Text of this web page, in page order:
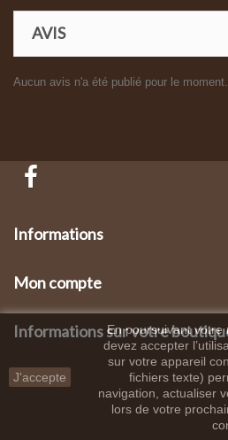
AVIS
Aucun avis n'a été publié pour le moment.
Informations
Mon compte
Informations sur votre
J'accepte
En poursuivant votre
devez accepter
sur votre appareil
fichiers texte)
navigation, actualiser
lors de votre